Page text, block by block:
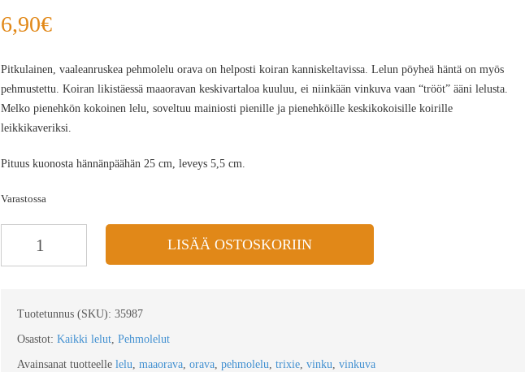
6,90€
Pitkulainen, vaaleanruskea pehmolelu orava on helposti koiran kanniskeltavissa. Lelun pöyheä häntä on myös
pehmustettu. Koiran likistäessä maaoravan keskivartaloa kuuluu, ei niinkään vinkuva vaan “trööt” ääni lelusta.
Melko pienehkön kokoinen lelu, soveltuu mainiosti pienille ja pienehköille keskikokoisille koirille
leikkikaveriksi.
Pituus kuonosta hännänpäähän 25 cm, leveys 5,5 cm.
Varastossa
LISÄÄ OSTOSKORIIN
Tuotetunnus (SKU): 35987
Osastot: Kaikki lelut, Pehmolelut
Avainsanat tuotteelle lelu, maaorava, orava, pehmolelu, trixie, vinku, vinkuva